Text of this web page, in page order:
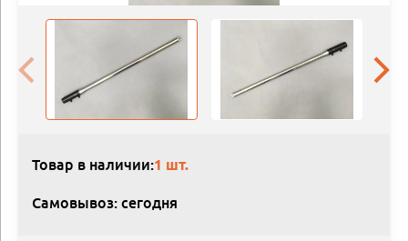
Товар в наличии:1 шт.
Самовывоз: сегодня